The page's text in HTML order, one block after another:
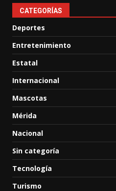
CATEGORÍAS
Deportes
Entretenimiento
Estatal
Internacional
Mascotas
Mérida
Nacional
Sin categoría
Tecnología
Turismo